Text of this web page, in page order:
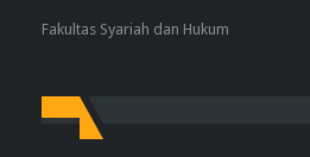
Fakultas Syariah dan Hukum